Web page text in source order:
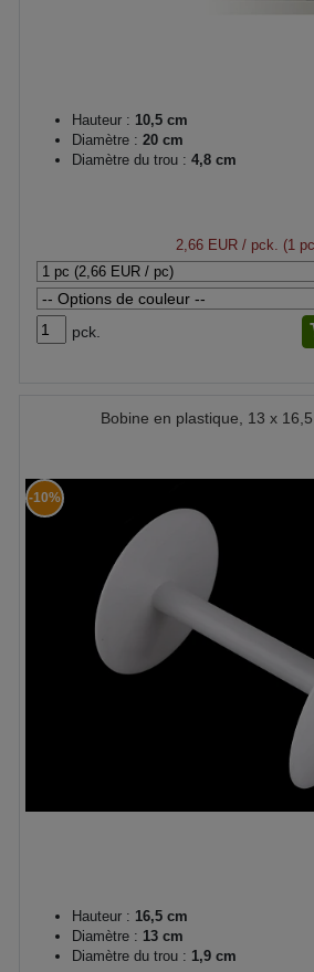
Hauteur : 10,5 cm
Diamètre : 20 cm
Diamètre du trou : 4,8 cm
2,66 EUR / pck. (1
pck.
Bobine en plastique, 13 x
-10%
Hauteur : 16,5 cm
Diamètre : 13 cm
Diamètre du trou : 1,9 cm